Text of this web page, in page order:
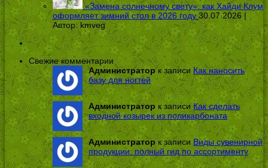
«Замена солнечному свету»: как Хайди Клум
оформляет зимний стол в 2026 году 30.07.2026 |
Автор:kmveg
Свежие комментарии
Администраторк записиКак наносить
базу для ногтей
Администратор к записи Как сделать
входной козырек из поликарбоната
Администраторк записи Виды сувенирной
продукции: полный гид по ассортименту